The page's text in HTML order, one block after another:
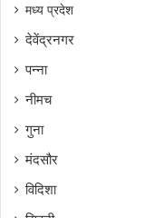
मध्य प्रदेश
देवेंद्रनगर
पन्ना
नीमच
गुना
मंदसौर
विदिशा